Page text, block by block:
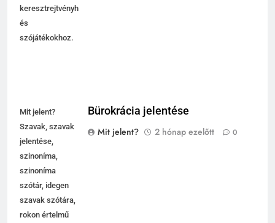
keresztrejtvényhez
és
szójátékokhoz.
Mit jelent?
Szavak, szavak
jelentése,
szinoníma,
szinoníma
szótár, idegen
szavak szótára,
rokon értelmű
Bürokrácia jelentése
Mit jelent?
2 hónap ezelőtt 0